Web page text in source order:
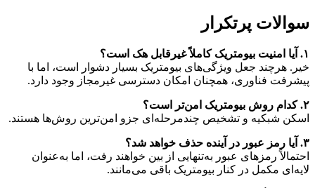
سوالات پرتکرار
۱. آیا امنیت بیومتریک کاملاً غیرقابل هک است؟
خیر. هرچند جعل ویژگی‌های بیومتریک بسیار دشوار است، اما با
پیشرفت فناوری، همچنان امکان دسترسی غیرمجاز وجود دارد.
۲. کدام روش بیومتریک امن‌تر است؟
اسکن شبکیه و تشخیص چندمرحله‌ای جزو امن‌ترین روش‌ها هستند.
۳. آیا رمز عبور در آینده حذف خواهد شد؟
احتمالاً رمزهای عبور به‌تنهایی از بین خواهند رفت، اما به‌عنوان
لایه‌ای مکمل در کنار بیومتریک باقی می‌مانند.